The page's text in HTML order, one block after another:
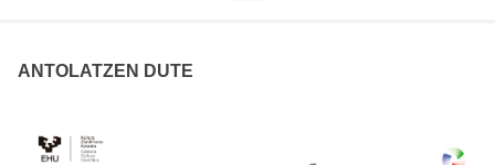
ANTOLATZEN DUTE